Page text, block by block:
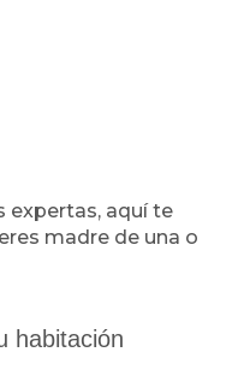
expertas, aquí te
madre de una o
habitación